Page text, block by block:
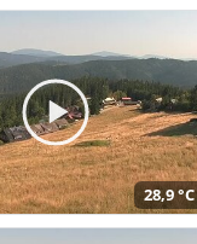
28,9 °C